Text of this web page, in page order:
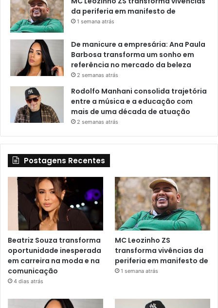
da periferia em manifesto de
1 semana atrás
De manicure a empresária: Ana Paula
Barbosa transforma um sonho em
referência no mercado da beleza
2 semanas atrás
Rodolfo Manhani consolida trajetória
entre a música e a educação com
mais de uma década de atuação
2 semanas atrás
Postagens Recentes
Beatriz Souza transforma
oportunidade inesperada
em carreira na moda e na
comunicação
4 dias atrás
MC Leozinho ZS
transforma vivências da
periferia em manifesto de
1 semana atrás